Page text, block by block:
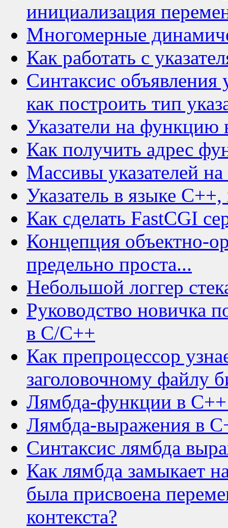
инициализация
Многомерные
Как работать с
Синтаксис
как построить тип
Указатели на
Как получить адрес
Массивы указателей
Указатель в языке
Как сделать FastCGI
Концепция объектно-
предельно проста...
Небольшой логгер
Руководство новичка
в C/C++
Как препроцессор
заголовочному файлу
Лямбда-функции в
Лямбда-выражения в
Синтаксис лямбда
Как лямбда замыкает
была присвоена
контекста?